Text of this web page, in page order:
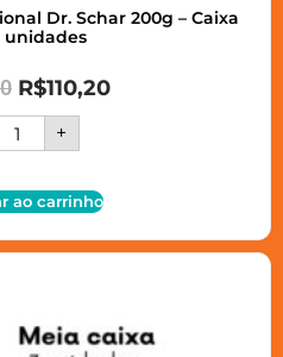
Dr. Schar 200g – Caixa
unidades
R$110,20
+
ao carrinho